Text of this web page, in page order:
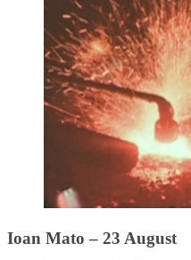
Ioan Mato – 23 August